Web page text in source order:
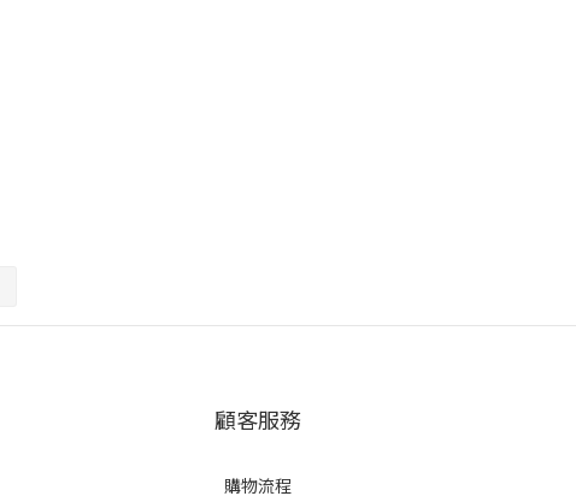
顧客服務
購物流程